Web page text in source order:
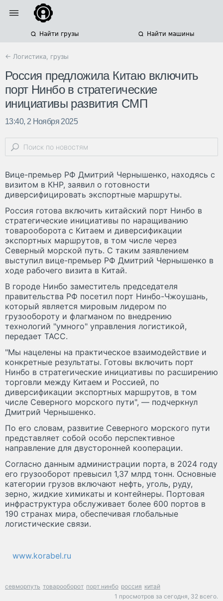
Найти грузы Найти машины
← Логистика, грузы
Россия предложила Китаю включить
порт Нинбо в стратегические
инициативы развития СМП
13:40, 2 Ноября 2025
Вице-премьер РФ Дмитрий Чернышенко, находясь с
визитом в КНР, заявил о готовности
диверсифицировать экспортные маршруты.
Россия готова включить китайский порт Нинбо в
стратегические инициативы по наращиванию
товарооборота с Китаем и диверсификации
экспортных маршрутов, в том числе через
Северный морской путь. С таким заявлением
выступил вице-премьер РФ Дмитрий Чернышенко в
ходе рабочего визита в Китай.
В городе Нинбо заместитель председателя
правительства РФ посетил порт Нинбо-Чжоушань,
который является мировым лидером по
грузообороту и флагманом по внедрению
технологий "умного" управления логистикой,
передает ТАСС.
"Мы нацелены на практическое взаимодействие и
конкретные результаты. Готовы включить порт
Нинбо в стратегические инициативы по расширению
торговли между Китаем и Россией, по
диверсификации экспортных маршрутов, в том
числе Северного морского пути", — подчеркнул
Дмитрий Чернышенко.
По его словам, развитие Северного морского пути
представляет собой особо перспективное
направление для двусторонней кооперации.
Согласно данным администрации порта, в 2024 году
его грузооборот превысил 1,37 млрд тонн. Основные
категории грузов включают нефть, уголь, руду,
зерно, жидкие химикаты и контейнеры. Портовая
инфраструктура обслуживает более 600 портов в
190 странах мира, обеспечивая глобальные
логистические связи.
www.korabel.ru
севморпуть товарооборот порт нинбо россия китай
1 просмотров за сегодня, 32 всего.